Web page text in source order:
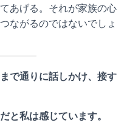
あげる。それが家族の心
ながるのではないでしょ
で通りに話しかけ、接す
と私は感じています。